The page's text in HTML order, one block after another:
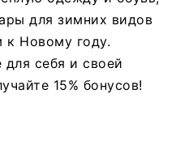
для зимних видов
к Новому году.
себя и своей
15% бонусов!